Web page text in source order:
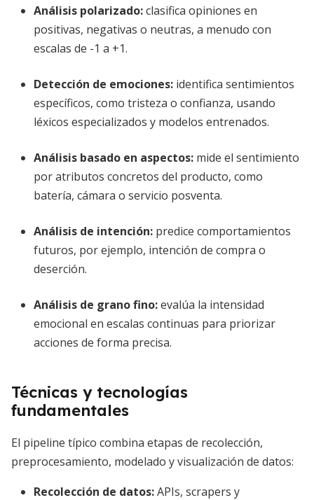
Análisis polarizado:clasifica opiniones en
positivas, negativas o neutras, a menudo con
escalas de -1 a +1.
Detección de emociones: identifica sentimientos
específicos, como tristeza o confianza, usando
léxicos especializados y modelos entrenados.
Análisis basado en aspectos: mide el sentimiento
por atributos concretos del producto, como
batería, cámara o servicio posventa.
Análisis de intención: predice comportamientos
futuros, por ejemplo, intención de compra o
deserción.
Análisis de grano fino:evalúa la intensidad
emocional en escalas continuas para priorizar
acciones de forma precisa.
Técnicas y tecnologías
fundamentales
El pipeline típico combina etapas de recolección,
preprocesamiento, modelado y visualización de datos:
Recolección de datos:APIs, scrapers y